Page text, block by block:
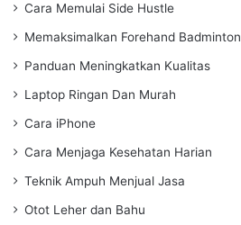
Cara Memulai Side Hustle
Memaksimalkan Forehand Badminton
Panduan Meningkatkan Kualitas
Laptop Ringan Dan Murah
Cara iPhone
Cara Menjaga Kesehatan Harian
Teknik Ampuh Menjual Jasa
Otot Leher dan Bahu